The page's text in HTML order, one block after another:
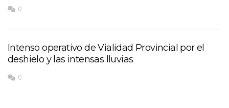
0
Intenso operativo de Vialidad Provincial por el
deshielo y las intensas lluvias
0